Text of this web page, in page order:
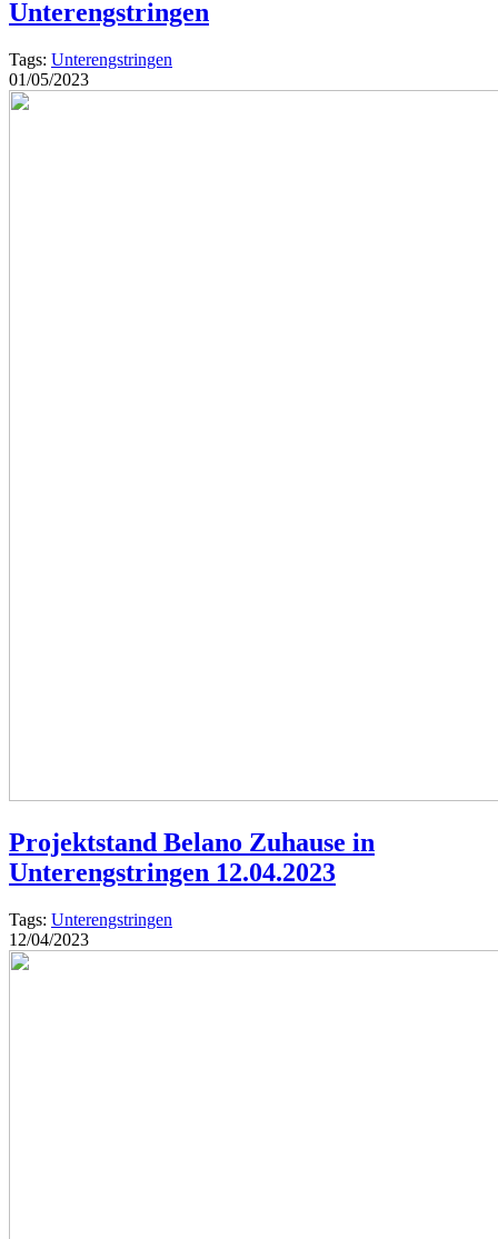
Unterengstringen
Tags: Unterengstringen
01/05/2023
Projektstand Belano Zuhause in
Unterengstringen 12.04.2023
Tags: Unterengstringen
12/04/2023